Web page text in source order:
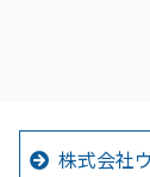
株式会社